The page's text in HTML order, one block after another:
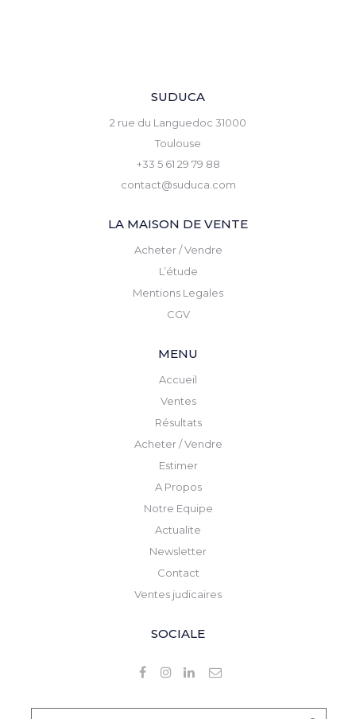
SUDUCA
2 rue du Languedoc 31000
Toulouse
+33 5 61 29 79 88
contact@suduca.com
LA MAISON DE VENTE
Acheter / Vendre
L’étude
Mentions Legales
CGV
MENU
Accueil
Ventes
Résultats
Acheter / Vendre
Estimer
A Propos
Notre Equipe
Actualite
Newsletter
Contact
Ventes judicaires
SOCIALE